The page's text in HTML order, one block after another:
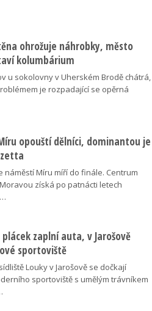
ohrožuje náhrobky, město
kolumbárium
u sokolovny v Uherském Brodě chátrá,
je rozpadající se opěrná
opouští dělníci, dominantou je
náměstí Míru míří do finále. Centrum
získá po patnácti letech
zaplní auta, v Jarošově
sportoviště
Louky v Jarošově se dočkají
sportoviště s umělým trávníkem